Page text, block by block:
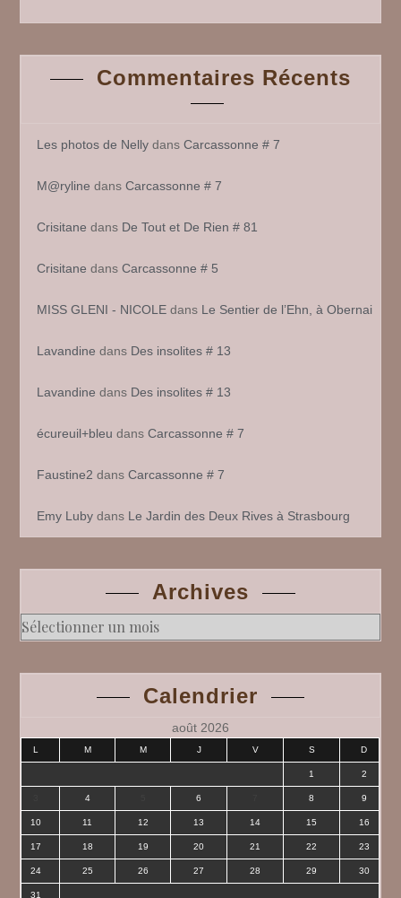
Commentaires Récents
Les photos de Nelly dansCarcassonne # 7
M@ryline dansCarcassonne # 7
Crisitane dans De Tout et De Rien # 81
Crisitane dansCarcassonne # 5
MISS GLENI - NICOLE dans Le Sentier de l’Ehn, à Obernai
Lavandine dans Des insolites # 13
Lavandine dans Des insolites # 13
écureuil+bleu dansCarcassonne # 7
Faustine2 dansCarcassonne # 7
Emy Luby dans Le Jardin des Deux Rives à Strasbourg
Archives
Archives
Calendrier
août 2026
L M M J V S D
1 2
4 6 8 9
10 11 12 13 14 15 16
17 18 19 20 21 22 23
24 25 26 27 28 29 30
31